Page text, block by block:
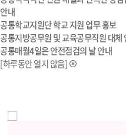
안내
공통학교지원단 학교 지원 업무 홍보
공통지방공무원 및 교육공무직원 대체
공통매월4일은 안전점검의 날 안내
[하루동안 열지 않음]